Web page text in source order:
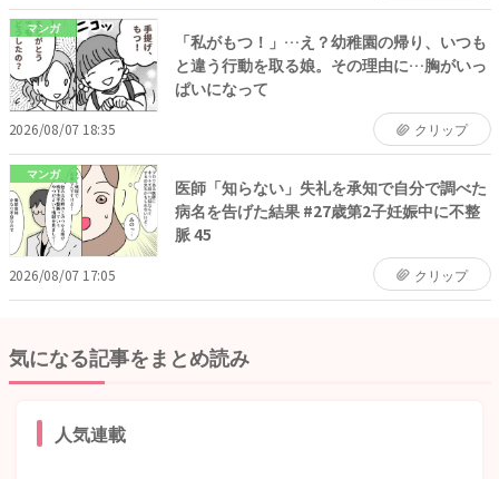
マンガ
「私がもつ！」…え？幼稚園の帰り、いつも
と違う行動を取る娘。その理由に…胸がいっ
ぱいになって
2026/08/07 18:35 クリップ
マンガ
医師「知らない」失礼を承知で自分で調べた
病名を告げた結果 #27歳第2子妊娠中に不整
脈 45
2026/08/07 17:05 クリップ
気になる記事をまとめ読み
人気連載